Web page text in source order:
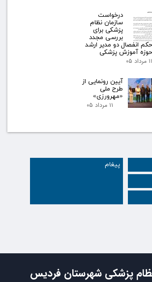
درخواست
سازمان نظام
پزشکی برای
بررسی مجدد
حکم انفصال دو مدیر ارشد
حوزه آموزش پزشکی
۱۱ مرداد ۰۵
آیین رونمایی از
طرح ملی
«مهرورزی»
۱۱ مرداد ۰۵
پزشکی شهرستان فردیس